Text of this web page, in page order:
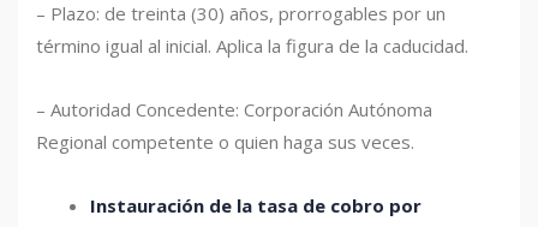
– Plazo: de treinta (30) años, prorrogables por un
término igual al inicial. Aplica la figura de la caducidad.
– Autoridad Concedente: Corporación Autónoma
Regional competente o quien haga sus veces.
Instauración de la tasa de cobro por